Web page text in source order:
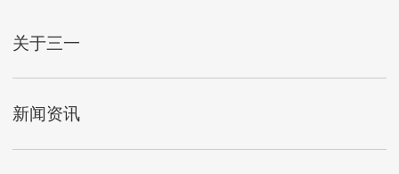
关于三一
新闻资讯